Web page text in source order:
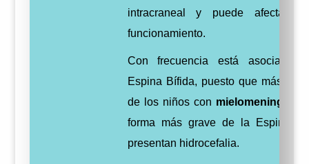
intracraneal y puede afectar
funcionamiento.
Con frecuencia está asociada
Espina Bífida, puesto que más del
de los niños con
forma más grave de la Espina
presentan hidrocefalia.